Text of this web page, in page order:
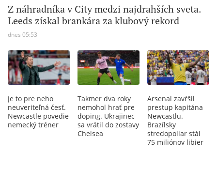
Z náhradníka v City medzi najdrahších sveta.
Leeds získal brankára za klubový rekord
dnes 05:53
Je to pre neho
neuveriteľná česť.
Newcastle povedie
nemecký tréner
Takmer dva roky
nemohol hrať pre
doping. Ukrajinec
sa vrátil do zostavy
Chelsea
Arsenal zavŕšil
prestup kapitána
Newcastlu.
Brazílsky
stredopoliar stál
75 miliónov libier